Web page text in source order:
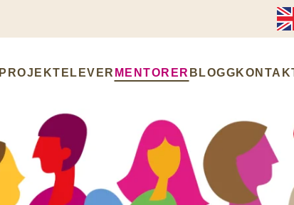
PROJEKT ELEVER MENTORER BLOGG